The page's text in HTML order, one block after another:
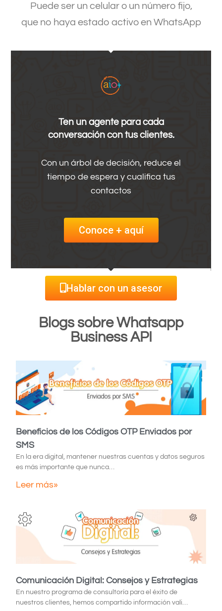
Puede ser un celular o un número fijo,
que no haya estado activo en WhatsApp
Ten un agente para cada
conversación con tus clientes.
Con un árbol de decisión, reduce el
tiempo de espera y cualifica tus
contactos
Conoce + aquí
Hablar con un asesor
Blogs sobre Whatsapp
Business API
Beneficios de los Códigos OTP Enviados por
SMS
En la era digital, mantener nuestras cuentas y datos seguros
es más importante que nunca…
Leer más»
Comunicación Digital: Consejos y Estrategias
En nuestro programa de consultoría para el éxito de
nuestros clientes, hemos compartido información vali…